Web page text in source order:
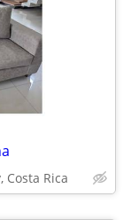
Costa Rica